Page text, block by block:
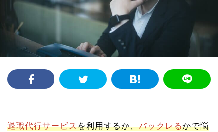
退職代行サービスを利用するか、バックレるかで悩